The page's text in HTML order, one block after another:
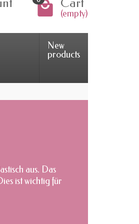
(empty)
New
products
aus. Das
ist wichtig für